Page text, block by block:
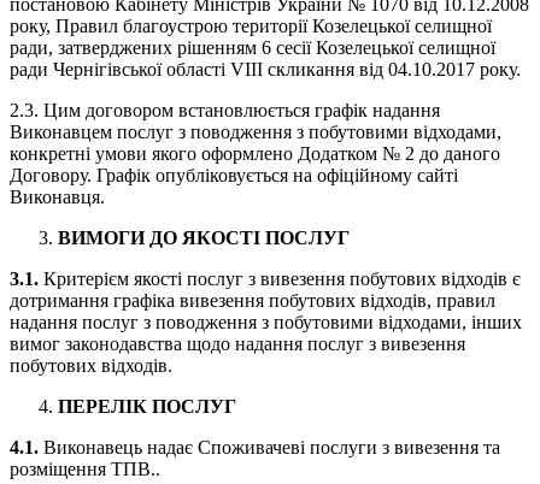
постановою Кабінету Міністрів України № 1070 від 10.12.2008
року, Правил благоустрою території Козелецької селищної
ради, затверджених рішенням 6 сесії Козелецької селищної
ради Чернігівської області VIII скликання від 04.10.2017 року.
2.3. Цим договором встановлюється графік надання
Виконавцем послуг з поводження з побутовими відходами,
конкретні умови якого оформлено Додатком № 2 до даного
Договору. Графік опубліковується на офіційному сайті
Виконавця.
ВИМОГИ ДО ЯКОСТІ ПОСЛУГ
3.1. Критерієм якості послуг з вивезення побутових відходів є
дотримання графіка вивезення побутових відходів, правил
надання послуг з поводження з побутовими відходами, інших
вимог законодавства щодо надання послуг з вивезення
побутових відходів.
ПЕРЕЛІК ПОСЛУГ
4.1. Виконавець надає Споживачеві послуги з вивезення та
розміщення ТПВ..